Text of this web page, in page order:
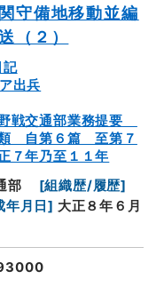
守備地移動並編
（２）
記
出兵
戦交通部業務提要
自第６篇 至第７
年乃至１１年
部 [組織歴/履歴]
年月日] 大正８年６月